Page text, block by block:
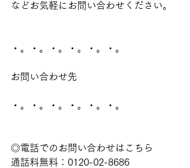
などお気軽にお問い合わせください。
・。・。・。・。・。・。
お問い合わせ先
・。・。・。・。・。・。
◎電話でのお問い合わせはこちら
通話料無料：0120-02-8686